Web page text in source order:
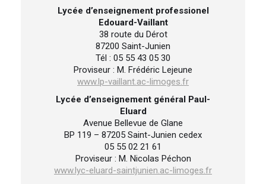
Lycée d’enseignement professionel
Edouard-Vaillant
38 route du Dérot
87200 Saint-Junien
Tél : 05 55 43 05 30
Proviseur : M. Frédéric Lejeune
www.lp-vaillant.ac-limoges.fr
Lycée d’enseignement général Paul-
Eluard
Avenue Bellevue de Glane
BP 119 – 87205 Saint-Junien cedex
05 55 02 21 61
Proviseur : M. Nicolas Péchon
www.lyc-eluard-saintjunien.ac-limoges.fr